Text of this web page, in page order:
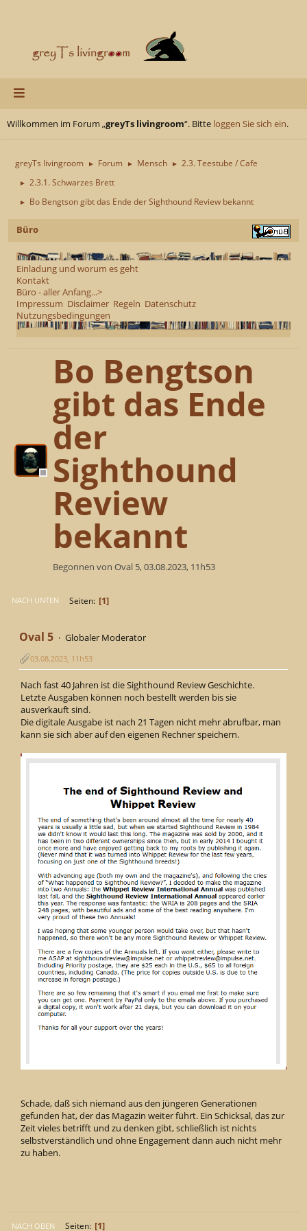
Willkommen im Forum „greyTs livingroom“. Bitte loggen Sie sich ein.
greyTs livingroom ► Forum ► Mensch ► 2.3. Teestube / Cafe
► 2.3.1. Schwarzes Brett
► Bo Bengtson gibt das Ende der Sighthound Review bekannt
Büro
Einladung und worum es geht
Kontakt
Büro - aller Anfang...>
Impressum Disclaimer Regeln Datenschutz
Nutzungsbedingungen
Bo Bengtson
gibt das Ende
der
Sighthound
Review
bekannt
Begonnen von Oval 5, 03.08.2023, 11h53
NACH UNTEN Seiten 1
Oval 5 Globaler Moderator
03.08.2023, 11h53
Nach fast 40 Jahren ist die Sighthound Review Geschichte.
Letzte Ausgaben können noch bestellt werden bis sie
ausverkauft sind.
Die digitale Ausgabe ist nach 21 Tagen nicht mehr abrufbar, man
kann sie sich aber auf den eigenen Rechner speichern.
Schade, daß sich niemand aus den jüngeren Generationen
gefunden hat, der das Magazin weiter führt. Ein Schicksal, das zur
Zeit vieles betrifft und zu denken gibt, schließlich ist nichts
selbstverständlich und ohne Engagement dann auch nicht mehr
zu haben.
NACH OBEN Seiten 1